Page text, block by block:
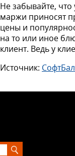
Не забывайте,
маржи приносят
цены и
на то или иное
клиент. Ведь у
Источник: